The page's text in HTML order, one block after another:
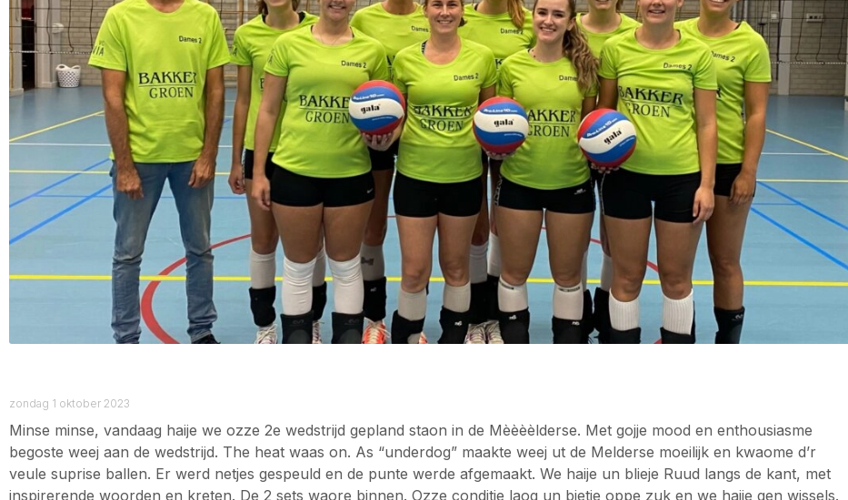
zondag 1 oktober 2023
Minse minse, vandaag haije we ozze 2e wedstrijd gepland staon in de Mèèèèlderse. Met gojje mood en enthousiasme
begoste weej aan de wedstrijd. The heat waas on. As “underdog” maakte weej ut de Melderse moeilijk en kwaome d’r
veule suprise ballen. Er werd netjes gespeuld en de punte werde afgemaakt. We haije un blieje Ruud langs de kant, met
inspirerende woorden en kreten. De 2 sets waore binnen. Ozze conditie laog un bietje oppe zuk en we haije gen wissels.